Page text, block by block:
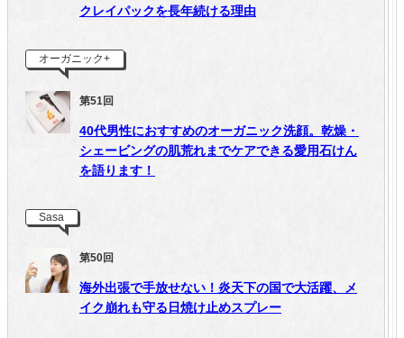
クレイパックを長年続ける理由
オーガニック+
第51回
40代男性におすすめのオーガニック洗顔。乾燥・
シェービングの肌荒れまでケアできる愛用石けん
を語ります！
Sasa
第50回
海外出張で手放せない！炎天下の国で大活躍、メ
イク崩れも守る日焼け止めスプレー